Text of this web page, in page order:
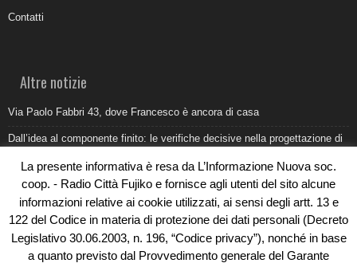
Contatti
Altre notizie
Via Paolo Fabbri 43, dove Francesco è ancora di casa
Dall’idea al componente finito: le verifiche decisive nella progettazione di
Belvedere Marittimo e il report ARPACAL 2026 sulla qualità del mare
Come organizzare e allestire una camera ardente per l’ultimo saluto
Umidità di risalita in casa, come riconoscere i segnali veri
La presente informativa è resa da L’Informazione Nuova soc.
coop. - Radio Città Fujiko e fornisce agli utenti del sito alcune
informazioni relative ai cookie utilizzati, ai sensi degli artt. 13 e
122 del Codice in materia di protezione dei dati personali (Decreto
Legislativo 30.06.2003, n. 196, “Codice privacy”), nonché in base
a quanto previsto dal Provvedimento generale del Garante